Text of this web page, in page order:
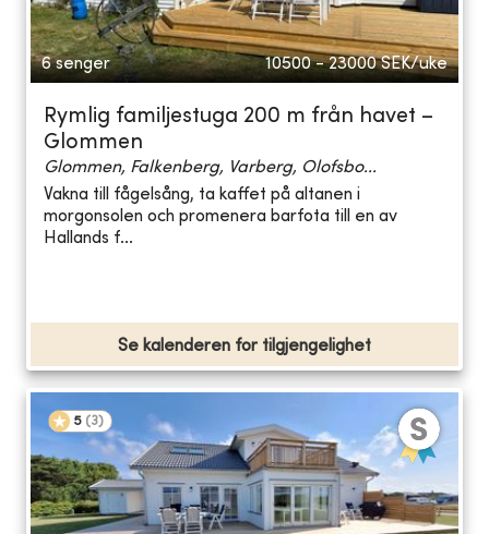
6 senger 10500 - 23000 SEK/uke
Rymlig familjestuga 200 m från havet –
Glommen
Glommen, Falkenberg, Varberg, Olofsbo...
Vakna till fågelsång, ta kaffet på altanen i
morgonsolen och promenera barfota till en av
Hallands f...
Se kalenderen for tilgjengelighet
5 (3)